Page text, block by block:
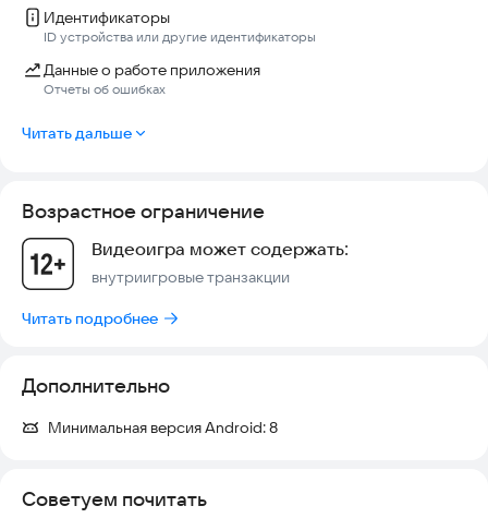
Идентификаторы
ID устройства или другие идентификаторы
Данные о работе приложения
Отчеты об ошибках
Читать дальше
Возрастное ограничение
Видеоигра может содержать:
внутриигровые транзакции
Читать подробнее
Дополнительно
Минимальная версия Android:8
Советуем почитать